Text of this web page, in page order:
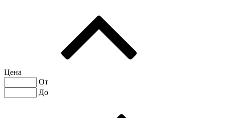
Цена
От
До